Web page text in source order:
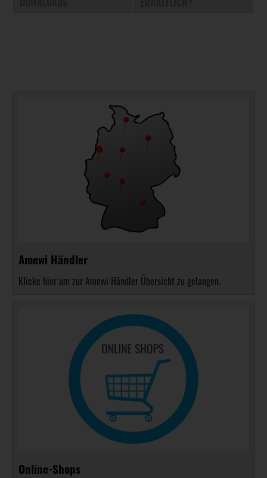
Amewi Händler
Klicke hier um zur Amewi Händler Übersicht zu gelangen.
Online-Shops